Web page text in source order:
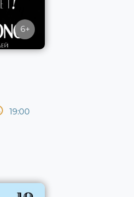
6+
19:00